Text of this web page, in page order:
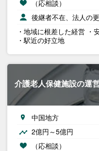
（応相談）
後継者不在、法人の
・地域に根差した経営 ・
・駅近の好立地
介護老人保健施設の運
中国地方
2億円～5億円
（応相談）